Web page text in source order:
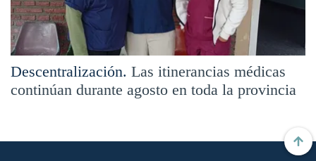
Descentralización. Las itinerancias médicas
continúan durante agosto en toda la provincia